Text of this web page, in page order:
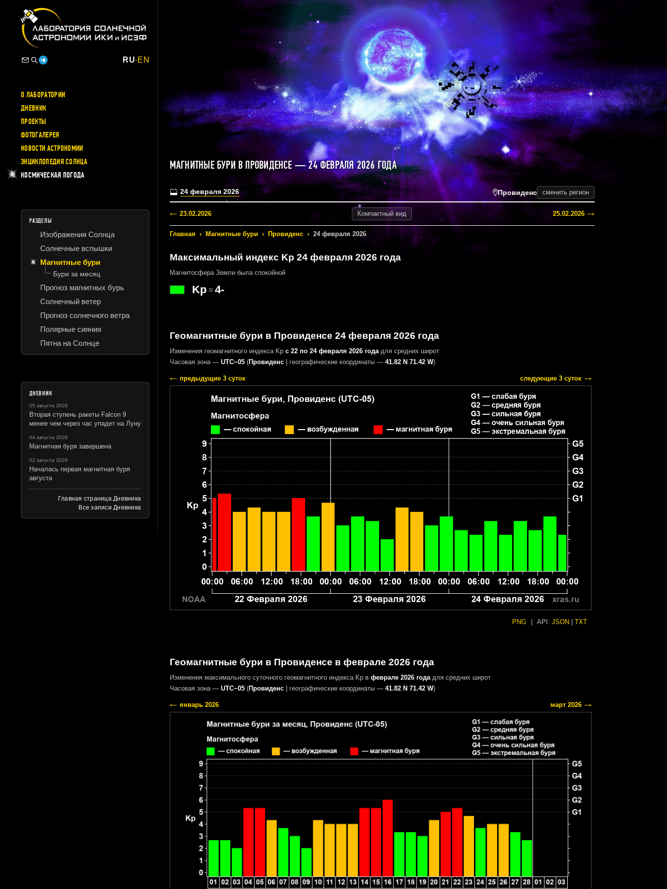
RU-EN
О ЛАБОРАТОРИИ
ДНЕВНИК
ПРОЕКТЫ
ФОТОГАЛЕРЕЯ
НОВОСТИ АСТРОНОМИИ
ЭНЦИКЛОПЕДИЯ СОЛНЦА
КОСМИЧЕСКАЯ ПОГОДА
РАЗДЕЛЫ
Изображения Солнца
Солнечные вспышки
Магнитные бури
Бури за месяц
Прогноз магнитных бурь
Солнечный ветер
Прогноз солнечного ветра
Полярные сияния
Пятна на Солнце
ДНЕВНИК
05 августа 2026
Вторая ступень ракеты Falcon 9
менее чем через час упадет на Луну
04 августа 2026
Магнитная буря завершена
02 августа 2026
Началась первая магнитная буря
августа
Главная страница Дневника
Все записи Дневника
МАГНИТНЫЕ БУРИ В ПРОВИДЕНСЕ — 24 ФЕВРАЛЯ 2026 ГОДА
24 февраля 2026 Провиденс сменить регион
23.02.2026 Компактный вид 25.02.2026
Главная › Магнитные бури › Провиденс › 24 февраля 2026
Максимальный индекс Kp 24 февраля 2026 года
Магнитосфера Земли была спокойной
Kp= 4-
Геомагнитные бури в Провиденсе 24 февраля 2026 года
Изменения геомагнитного индекса Kp с 22 по 24 февраля 2026 годадля средних широт
Часовая зона — UTC−05(Провиденс| географические координаты — 41.82 N 71.42 W)
предыдущие 3 суток следующие 3 суток
PNG API: JSON TXT
Геомагнитные бури в Провиденсе в феврале 2026 года
Изменения максимального суточного геомагнитного индекса Kp в феврале 2026 годадля средних широт
Часовая зона — UTC−05(Провиденс| географические координаты — 41.82 N 71.42 W)
январь 2026 март 2026